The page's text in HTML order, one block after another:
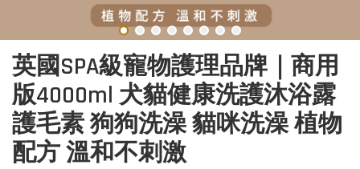
英國SPA級寵物護理品牌｜商用
版4000ml 犬貓健康洗護沐浴露
護毛素 狗狗洗澡 貓咪洗澡 植物
配方 溫和不刺激